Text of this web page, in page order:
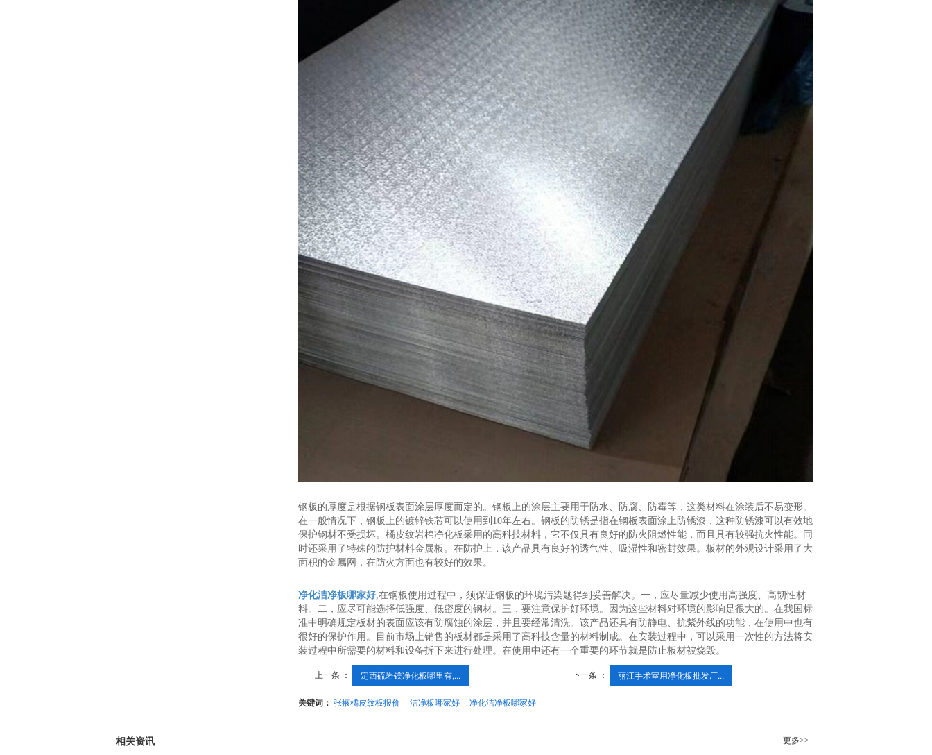
钢板的厚度是根据钢板表面涂层厚度而定的。钢板上的涂层主要用于防水、防腐、防霉等，这类材料在涂装后不易变形。
在一般情况下，钢板上的镀锌铁芯可以使用到10年左右。钢板的防锈是指在钢板表面涂上防锈漆，这种防锈漆可以有效地
保护钢材不受损坏。橘皮纹岩棉净化板采用的高科技材料，它不仅具有良好的防火阻燃性能，而且具有较强抗火性能。同
时还采用了特殊的防护材料金属板。在防护上，该产品具有良好的透气性、吸湿性和密封效果。板材的外观设计采用了大
面积的金属网，在防火方面也有较好的效果。
净化洁净板哪家好,在钢板使用过程中，须保证钢板的环境污染题得到妥善解决。一，应尽量减少使用高强度、高韧性材
料。二，应尽可能选择低强度、低密度的钢材。三，要注意保护好环境。因为这些材料对环境的影响是很大的。在我国标
准中明确规定板材的表面应该有防腐蚀的涂层，并且要经常清洗。该产品还具有防静电、抗紫外线的功能，在使用中也有
很好的保护作用。目前市场上销售的板材都是采用了高科技含量的材料制成。在安装过程中，可以采用一次性的方法将安
装过程中所需要的材料和设备拆下来进行处理。在使用中还有一个重要的环节就是防止板材被烧毁。
上一条 ： 定西硫岩镁净化板哪里有,... 下一条 ： 丽江手术室用净化板批发厂...
关键词： 张掖橘皮纹板报价 洁净板哪家好 净化洁净板哪家好
相关资讯 更多>>